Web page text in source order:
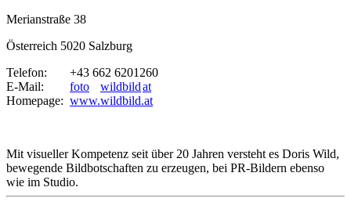
Merianstraße 38
Österreich 5020 Salzburg
Telefon:
+43 662 6201260
E-Mail:
foto wildbildat
Homepage: www.wildbild.at
Mit visueller Kompetenz seit über 20 Jahren versteht es Doris Wild,
bewegende Bildbotschaften zu erzeugen, bei PR-Bildern ebenso
wie im Studio.